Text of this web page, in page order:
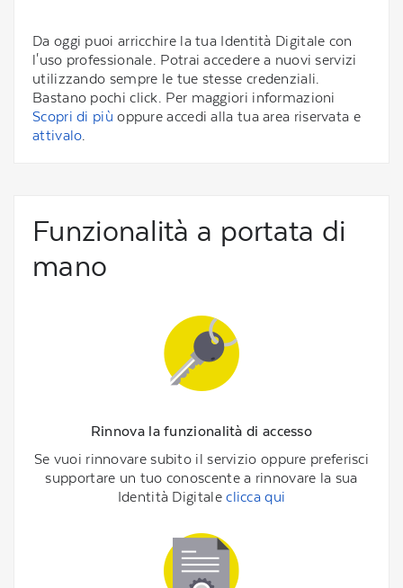
Da oggi puoi arricchire la tua Identità Digitale con
l'uso professionale. Potrai accedere a nuovi servizi
utilizzando sempre le tue stesse credenziali.
Bastano pochi click. Per maggiori informazioni
Scopri di più oppure accedi alla tua area riservata e
attivalo.
Funzionalità a portata di
mano
Rinnova la funzionalità di accesso
Se vuoi rinnovare subito il servizio oppure preferisci
supportare un tuo conoscente a rinnovare la sua
Identità Digitaleclicca qui